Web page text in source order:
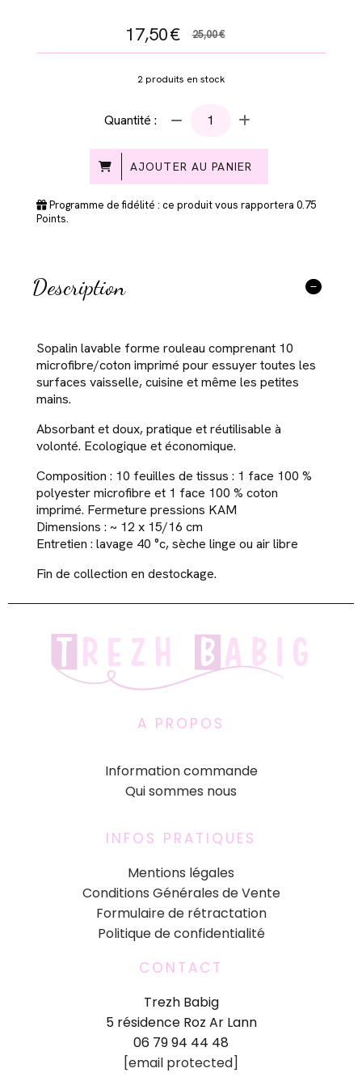
17,50€ 25,00€
2produits en stock
Quantité :
AJOUTER AU PANIER
Programme de fidélité : ce produit vous rapportera 0.75
Points.
Description
Sopalin lavable forme rouleau comprenant 10
microfibre/coton imprimé pour essuyer toutes les
surfaces vaisselle, cuisine et même les petites
mains.
Absorbant et doux, pratique et réutilisable à
volonté. Ecologique et économique.
Composition : 10 feuilles de tissus : 1 face 100 %
polyester microfibre et 1 face 100 % coton
imprimé. Fermeture pressions KAM
Dimensions : ~ 12 x 15/16 cm
Entretien : lavage 40 °c, sèche linge ou air libre
Fin de collection en destockage.
A PROPOS
Information commande
Qui sommes nous
INFOS PRATIQUES
Mentions légales
Conditions Générales de Vente
Formulaire de rétractation
Politique de confidentialité
CONTACT
Trezh Babig
5 résidence Roz Ar Lann
06 79 94 44 48
[email protected]